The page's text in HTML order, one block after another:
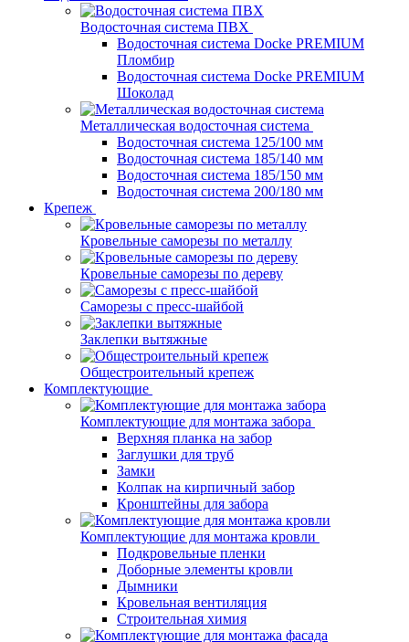
Водосточная система ПВХ
Водосточная система Docke PREMIUM
Пломбир
Водосточная система Docke PREMIUM
Шоколад
Металлическая водосточная система
Водосточная система 125/100 мм
Водосточная система 185/140 мм
Водосточная система 185/150 мм
Водосточная система 200/180 мм
Крепеж
Кровельные саморезы по металлу
Кровельные саморезы по дереву
Саморезы с пресс-шайбой
Заклепки вытяжные
Общестроительный крепеж
Комплектующие
Комплектующие для монтажа забора
Верхняя планка на забор
Заглушки для труб
Замки
Колпак на кирпичный забор
Кронштейны для забора
Комплектующие для монтажа кровли
Подкровельные пленки
Доборные элементы кровли
Дымники
Кровельная вентиляция
Строительная химия